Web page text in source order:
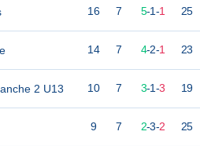
2 U13
16 7 5-1-1 25
14 7 4-2-1 23
10 7 3-1-3 19
9 7 2-3-2 25